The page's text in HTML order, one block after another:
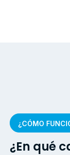
¿CÓMO
¿En qué